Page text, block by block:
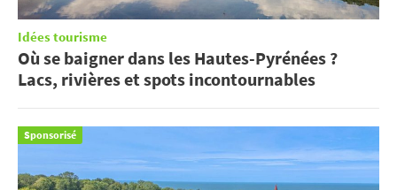
Idées tourisme
Où se baigner dans les Hautes-Pyrénées ?
Lacs, rivières et spots incontournables
Sponsorisé